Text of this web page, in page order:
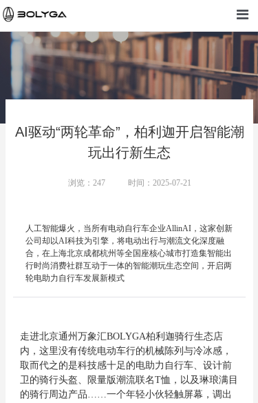
AI驱动“两轮革命”，柏利迦开启智能潮
玩出行新生态
浏览： 247 时间：2025-07-21
人工智能爆火，当所有电动自行车企业AllinAI，这家创新
公司却以AI科技为引擎，将电动出行与潮流文化深度融
合，在上海北京成都杭州等全国座核心城市打造集智能出
行时尚消费社群互动于一体的智能潮玩生态空间，开启两
轮电助力自行车发展新模式
走进北京通州万象汇BOLYGA柏利迦骑行生态店
内，这里没有传统电动车行的机械陈列与冷冰感，
取而代之的是科技感十足的电助力自行车、设计前
卫的骑行头盔、限量版潮流联名T恤，以及琳琅满目
的骑行周边产品……一个年轻小伙轻触屏幕，调出